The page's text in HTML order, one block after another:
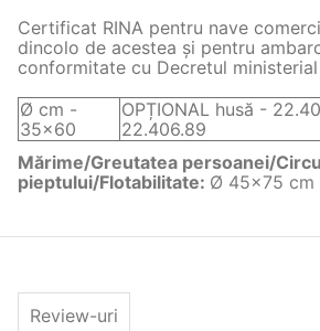
Certificat RINA pentru nave
dincolo de acestea și pentru
conformitate cu Decretul
Ø cm -
35x60
OPȚIONAL husă -
22.406.89
Mărime/Greutatea persoanei/
pieptului/Flotabilitate: Ø 45x75 cm
Review-uri